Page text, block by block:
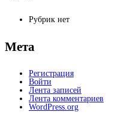
Рубрик нет
Мета
Регистрация
Войти
Лента записей
Лента комментариев
WordPress.org